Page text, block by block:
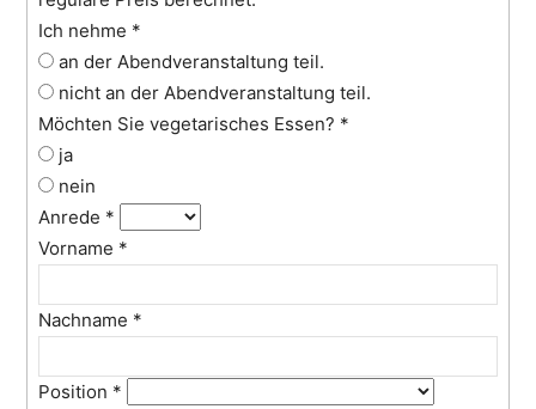
Ich nehme *
an der Abendveranstaltung teil.
nicht an der Abendveranstaltung teil.
Möchten Sie vegetarisches Essen? *
ja
nein
Anrede *
Vorname *
Nachname *
Position *